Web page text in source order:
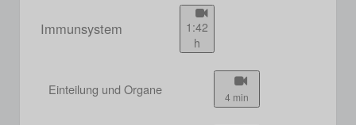
Immunsystem
1:42
h
Einteilung und Organe 4 min